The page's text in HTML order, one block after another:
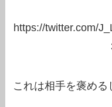
https://twitter.com/
これは相手を褒め